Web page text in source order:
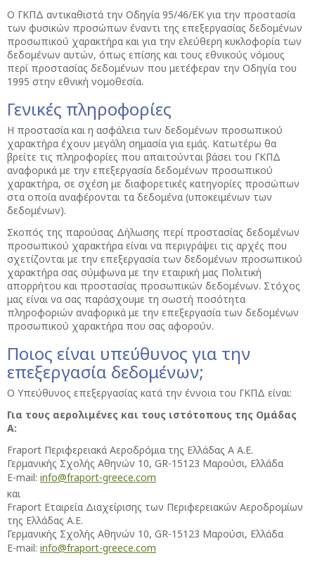
Ο ΓΚΠΔ αντικαθιστά την Οδηγία 95/46/ΕΚ για την προστασία
των φυσικών προσώπων έναντι της επεξεργασίας δεδομένων
προσωπικού χαρακτήρα και για την ελεύθερη κυκλοφορία των
δεδομένων αυτών, όπως επίσης και τους εθνικούς νόμους
περί προστασίας δεδομένων που μετέφεραν την Οδηγία του
1995 στην εθνική νομοθεσία.
Γενικές πληροφορίες
Η προστασία και η ασφάλεια των δεδομένων προσωπικού
χαρακτήρα έχουν μεγάλη σημασία για εμάς. Κατωτέρω θα
βρείτε τις πληροφορίες που απαιτούνται βάσει του ΓΚΠΔ
αναφορικά με την επεξεργασία δεδομένων προσωπικού
χαρακτήρα, σε σχέση με διαφορετικές κατηγορίες προσώπων
στα οποία αναφέρονται τα δεδομένα (υποκειμένων των
δεδομένων).
Σκοπός της παρούσας Δήλωσης περί προστασίας δεδομένων
προσωπικού χαρακτήρα είναι να περιγράψει τις αρχές που
σχετίζονται με την επεξεργασία των δεδομένων προσωπικού
χαρακτήρα σας σύμφωνα με την εταιρική μας Πολιτική
απορρήτου και προστασίας προσωπικών δεδομένων. Στόχος
μας είναι να σας παράσχουμε τη σωστή ποσότητα
πληροφοριών αναφορικά με την επεξεργασία των δεδομένων
προσωπικού χαρακτήρα που σας αφορούν.
Ποιος είναι υπεύθυνος για την
επεξεργασία δεδομένων;
Ο Υπεύθυνος επεξεργασίας κατά την έννοια του ΓΚΠΔ είναι:
Για τους αερολιμένες και τους ιστότοπους της Ομάδας
Α:
Fraport Περιφερειακά Αεροδρόμια της Ελλάδας Α Α.Ε.
Γερμανικής Σχολής Αθηνών 10, GR-15123 Μαρούσι, Ελλάδα
E-mail: info@fraport-greece.com
και
Fraport Εταιρεία Διαχείρισης των Περιφερειακών Αεροδρομίων
της Ελλάδας Α.Ε.
Γερμανικής Σχολής Αθηνών 10, GR-15123 Μαρούσι, Ελλάδα
E-mail: info@fraport-greece.com